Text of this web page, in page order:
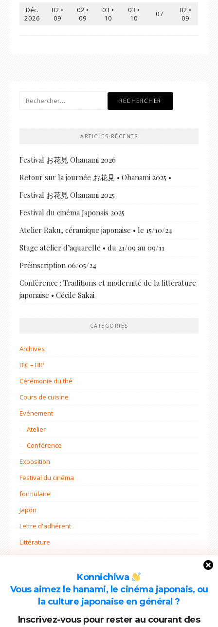
Déc.
2026
02 •
09
02 •
09
03 •
10
03 •
10
07
02 •
09
Konnichiwa
Vous aimez le hanami, le cinéma japonais, ou
la culture japonaise en général ?
Inscrivez-vous pour rester au courant des
Rechercher :
ARTICLES RÉCENTS
Festival お花見 Ohanami 2026
Retour sur la journée お花見 • Ohanami 2025 •
Festival お花見 Ohanami 2025
Festival du cinéma Japonais 2025
Atelier Raku, céramique japonaise • le 15/10/24
Stage atelier d’aquarelle • du 21/09 au 09/11
Préinscription 06/05/24
Conférence : Traditions et modernité de la littérature
japonaise • Cécile Sakai
CATÉGORIES
Archives
BIC – BIP
Cérémonie du thé
Cours de cuisine
Evénement
Atelier
Conférence
Exposition
Festival du cinéma
formulaire
Japon
Lettre d'adhérent
Littérature
Projets
Rentrée